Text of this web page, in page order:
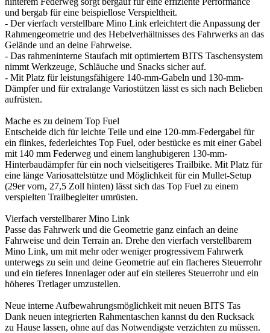
und bergab für eine beispiellose Verspieltheit.
- Der vierfach verstellbare Mino Link erleichtert die Anpassung der
Rahmengeometrie und des Hebelverhältnisses des Fahrwerks an das
Gelände und an deine Fahrweise.
- Das rahmeninterne Staufach mit optimiertem BITS Taschensystem
nimmt Werkzeuge, Schläuche und Snacks sicher auf.
- Mit Platz für leistungsfähigere 140-mm-Gabeln und 130-mm-
Dämpfer und für extralange Variostützen lässt es sich nach Belieben
aufrüsten.
Mache es zu deinem Top Fuel
Entscheide dich für leichte Teile und eine 120-mm-Federgabel für
ein flinkes, federleichtes Top Fuel, oder bestücke es mit einer Gabel
mit 140 mm Federweg und einem langhubigeren 130-mm-
Hinterbaudämpfer für ein noch vielseitigeres Trailbike. Mit Platz für
eine länge Variosattelstütze und Möglichkeit für ein Mullet-Setup
(29er vorn, 27,5 Zoll hinten) lässt sich das Top Fuel zu einem
verspielten Trailbegleiter umrüsten.
Vierfach verstellbarer Mino Link
Passe das Fahrwerk und die Geometrie ganz einfach an deine
Fahrweise und dein Terrain an. Drehe den vierfach verstellbarem
Mino Link, um mit mehr oder weniger progressivem Fahrwerk
unterwegs zu sein und deine Geometrie auf ein flacheres Steuerrohr
und ein tieferes Innenlager oder auf ein steileres Steuerrohr und ein
höheres Tretlager umzustellen.
Neue interne Aufbewahrungsmöglichkeit mit neuen BITS Tas
Dank neuen integrierten Rahmentaschen kannst du den Rucksack
zu Hause lassen, ohne auf das Notwendigste verzichten zu müssen.